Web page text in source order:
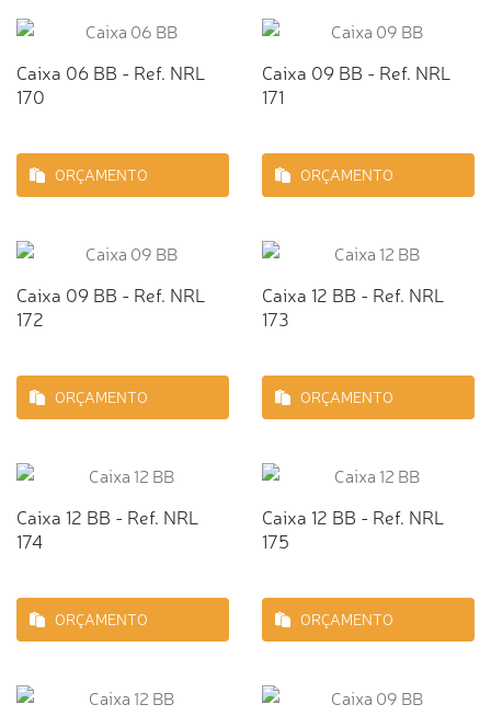
Caixa 06 BB - Ref. NRL
170
ORÇAMENTO
Caixa 09 BB - Ref. NRL
171
ORÇAMENTO
Caixa 09 BB - Ref. NRL
172
ORÇAMENTO
Caixa 12 BB - Ref. NRL
173
ORÇAMENTO
Caixa 12 BB - Ref. NRL
174
ORÇAMENTO
Caixa 12 BB - Ref. NRL
175
ORÇAMENTO